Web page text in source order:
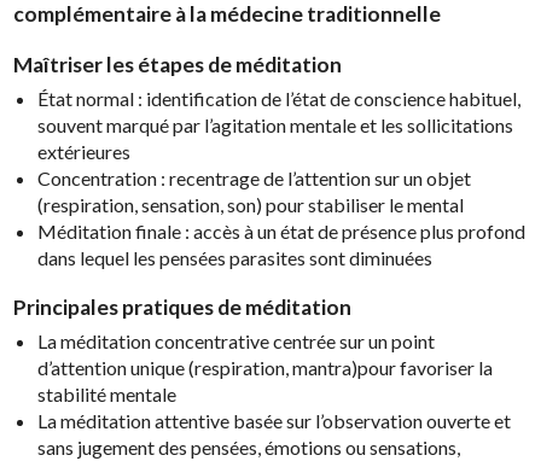
complémentaire à la médecine traditionnelle
Maîtriser les étapes de méditation
État normal : identification de l’état de conscience habituel,
souvent marqué par l’agitation mentale et les sollicitations
extérieures
Concentration : recentrage de l’attention sur un objet
(respiration, sensation, son) pour stabiliser le mental
Méditation finale : accès à un état de présence plus profond
dans lequel les pensées parasites sont diminuées
Principalespratiquesde méditation
La méditation concentrative centrée sur un point
d’attention unique (respiration, mantra)pour favoriser la
stabilité mentale
La méditation attentive basée sur l’observation ouverte et
sans jugement des pensées, émotions ou sensations,